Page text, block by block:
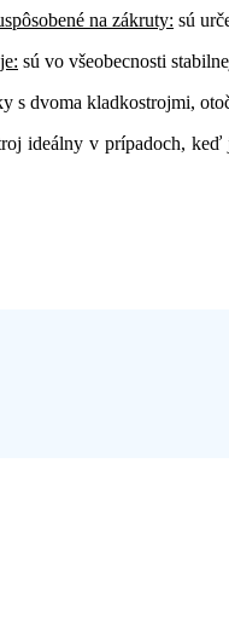
na zákruty: sú
sú vo všeobecnosti
s dvoma kladkostrojmi,
ideálny v prípadoch,